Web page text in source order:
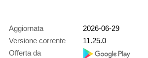
Aggiornata
2026-06-29
Versione corrente
11.25.0
Offerta da